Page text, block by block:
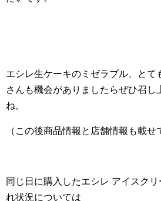
エシレ生ケーキのミゼラブル、とて
さんも機会がありましたらぜひ召し
ね。
（この後商品情報と店舗情報も載せ
同じ日に購入したエシレ アイスク
れ状況については